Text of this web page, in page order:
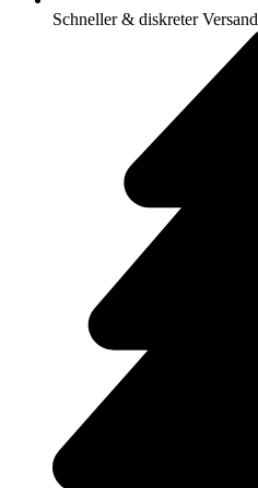
Schneller & diskreter Versand